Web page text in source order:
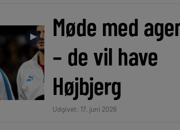
►
Møde med
– de vil have
Højbjerg
Udgivet: 17. juni 2026